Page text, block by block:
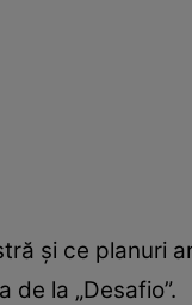
și ce planuri
la „Desafio”.